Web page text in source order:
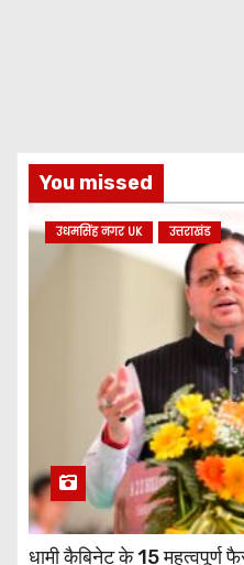
You missed
उधमसिंह नगर UK उत्तराखंड
धामी कैबिनेट के 15 महत्वपूर्ण